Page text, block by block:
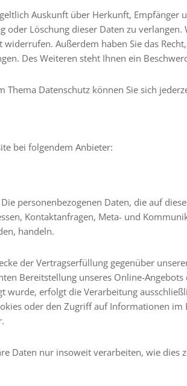
Auskunft über Herkunft,
oder Löschung dieser Daten zu
Außerdem haben Sie das
Des Weiteren steht Ihnen ein
Thema Datenschutz können Sie sich
bei folgendem Anbieter:
personenbezogenen Daten, die auf
Kontaktanfragen, Meta- und
handeln.
der Vertragserfüllung gegenüber
Bereitstellung unseres Online-
wurde, erfolgt die Verarbeitung
oder den Zugriff auf Informationen
Daten nur insoweit verarbeiten, wie